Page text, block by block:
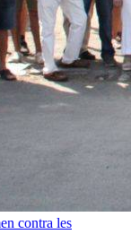
contra les